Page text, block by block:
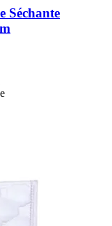
Séchante